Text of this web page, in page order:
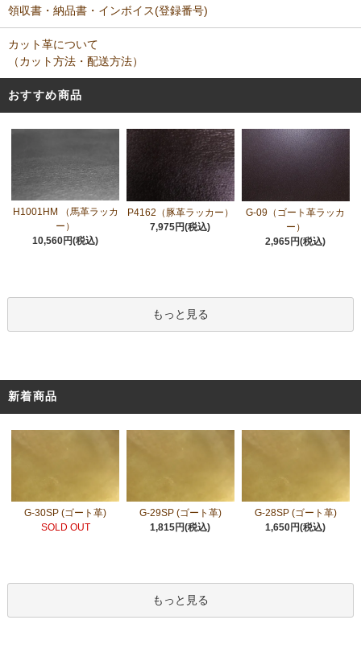
領収書・納品書・インボイス(登録番号)
カット革について
（カット方法・配送方法）
おすすめ商品
H1001HM （馬革ラッカ
ー）
10,560円(税込)
P4162（豚革ラッカー）
7,975円(税込)
G-09（ゴート革ラッカ
ー）
2,965円(税込)
もっと見る
新着商品
G-30SP (ゴート革)
SOLD OUT
G-29SP (ゴート革)
1,815円(税込)
G-28SP (ゴート革)
1,650円(税込)
もっと見る